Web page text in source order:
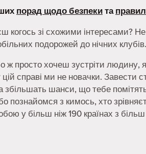
порад щодо безпекита
зі схожими інтересами?
подорожей до нічних клубів.
просто хочеш зустріти людину,
справі ми не новачки. Завести
збільшать шанси, що тебе
познайомся з кимось, хто
у більш ніж 190 країнах з